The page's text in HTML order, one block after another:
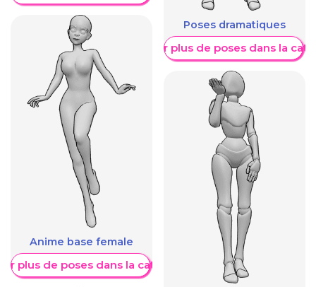
Anime base female
plus de poses dans la catégorie
Poses dramatiques
Afficher plus de poses dans la